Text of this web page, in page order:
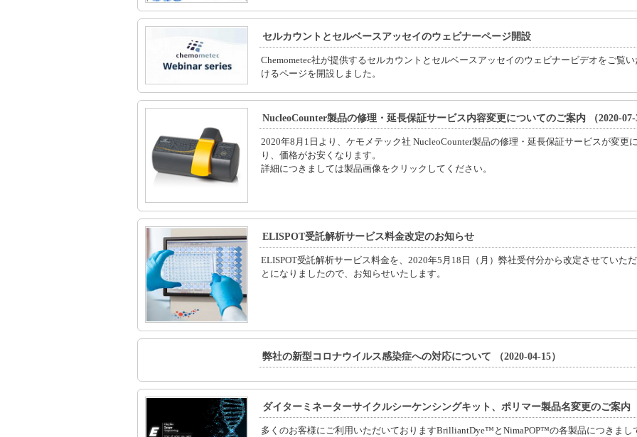
セルカウントとセルベースアッセイのウェビナーページ開設
Chemometec社が提供するセルカウントとセルベースアッセイのウェビナービデオをご覧い
けるページを開設しました。
NucleoCounter製品の修理・延長保証サービス内容変更についてのご案内 （2020-07-
2020年8月1日より、ケモメテック社 NucleoCounter製品の修理・延長保証サービスが変更
り、価格がお安くなります。
詳細につきましては製品画像をクリックしてください。
ELISPOT受託解析サービス料金改定のお知らせ
ELISPOT受託解析サービス料金を、2020年5月18日（月）弊社受付分から改定させていた
とになりましたので、お知らせいたします。
弊社の新型コロナウイルス感染症への対応について （2020-04-15）
ダイターミネーターサイクルシーケンシングキット、ポリマー製品名変更のご案内
多くのお客様にご利用いただいておりますBrilliantDye™とNimaPOP™の各製品につきまし